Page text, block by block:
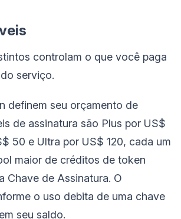
controlam o que você paga
serviço.
definem seu orçamento de
de assinatura são Plus por US$
50 e Ultra por US$ 120, cada um
maior de créditos de token
Chave de Assinatura. O
o uso debita de uma chave
seu saldo.